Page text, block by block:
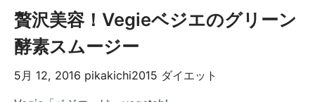
贅沢美容！Vegieベジエのグリーン
酵素スムージー
5月 12, 2016 pikakichi2015 ダイエット